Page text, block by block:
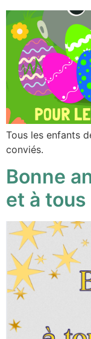
Tous les enfants
conviés.
Bonne
et à tous